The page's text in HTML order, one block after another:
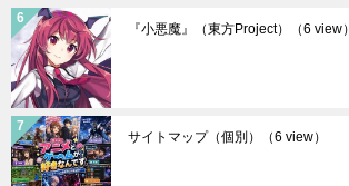
『小悪魔』（東方Project） （6 view）
サイトマップ（個別） （6 view）